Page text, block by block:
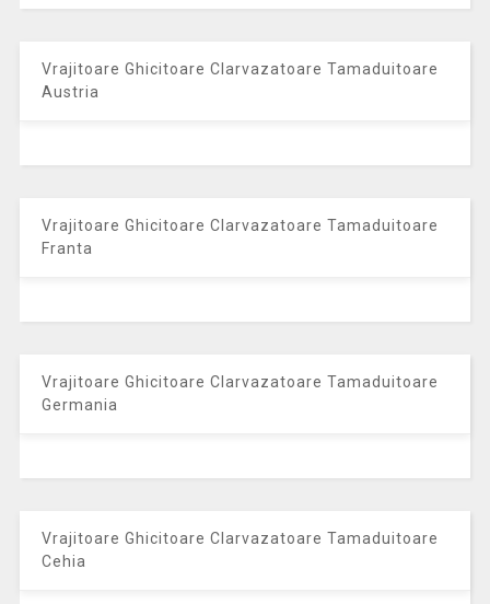
Vrajitoare Ghicitoare Clarvazatoare Tamaduitoare
Austria
Vrajitoare Ghicitoare Clarvazatoare Tamaduitoare
Franta
Vrajitoare Ghicitoare Clarvazatoare Tamaduitoare
Germania
Vrajitoare Ghicitoare Clarvazatoare Tamaduitoare
Cehia